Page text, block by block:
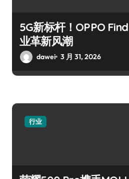
5G新标杆！OPPO
业革新风潮
dawei 3 月 31, 2026
行业